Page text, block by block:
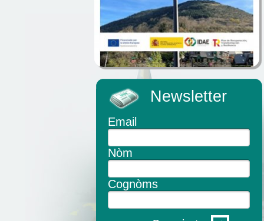
Newsletter
Email
Nòm
Cognòms